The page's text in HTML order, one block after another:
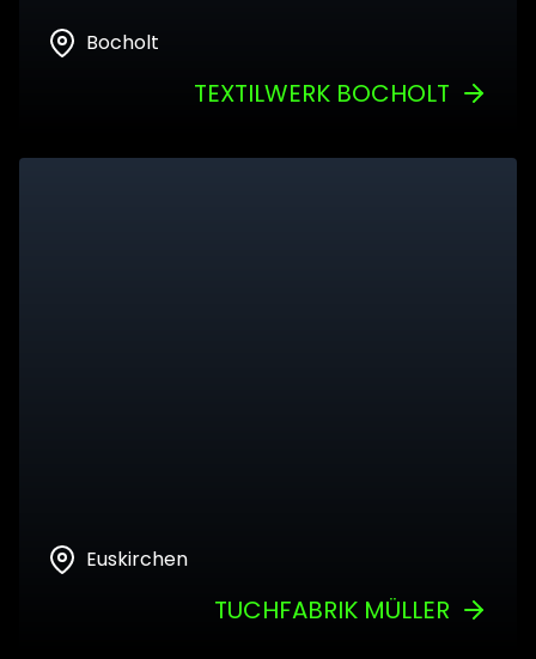
Bocholt
TEXTILWERK BOCHOLT
Euskirchen
TUCHFABRIK MÜLLER